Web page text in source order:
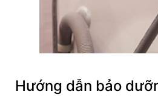
Hướng dẫn bảo